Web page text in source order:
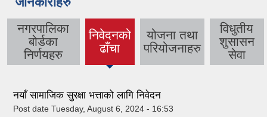
नगरपालिका
बोर्डका
निर्णयहरु
निवेदनको
ढाँचा
(active
योजना तथा
परियोजनाहरु
विधुतीय
शुसासन
सेवा
नयाँ सामाजिक सुरक्षा भत्ताको लागि निवेदन
Post date Tuesday, August 6, 2024 - 16:53